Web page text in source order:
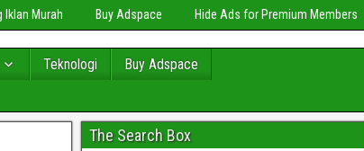
Iklan Murah Buy Adspace Hide Ads for Premium Members
Teknologi
Buy Adspace
The Search Box